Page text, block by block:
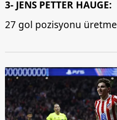
3- JENS PETTER HAUGE:
27 gol pozisyonu üretme